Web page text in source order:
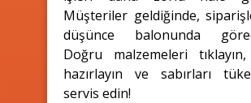
Müşteriler geldiğinde,
düşünce balonunda
Doğru malzemeleri
hazırlayın ve sabırları
servis edin!